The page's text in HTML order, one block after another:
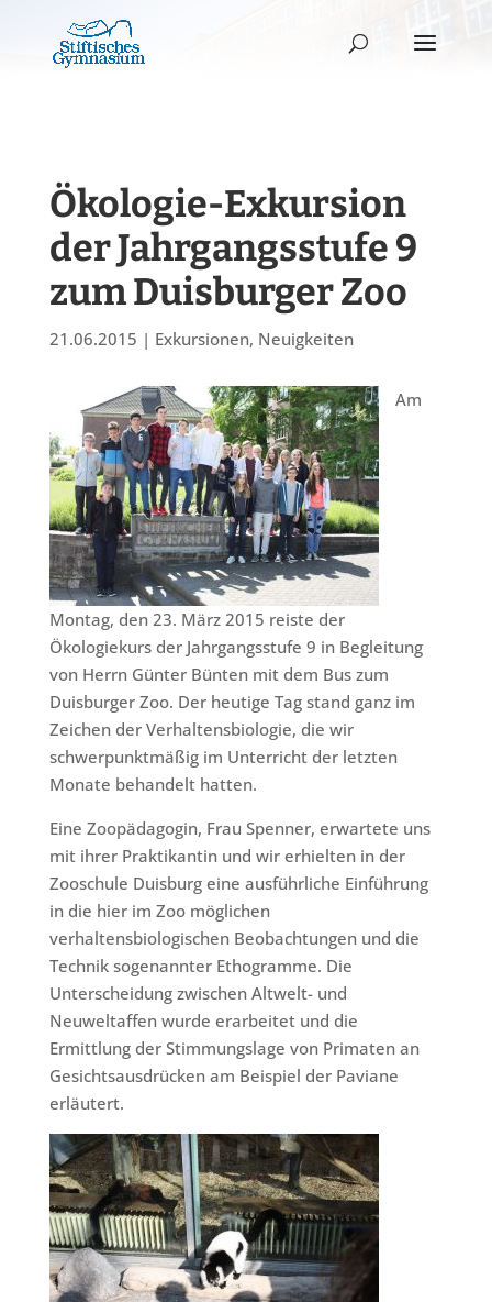
Ökologie-Exkursion
der Jahrgangsstufe 9
zum Duisburger Zoo
21.06.2015 | Exkursionen, Neuigkeiten
Am
Montag, den 23. März 2015 reiste der
Ökologiekurs der Jahrgangsstufe 9 in Begleitung
von Herrn Günter Bünten mit dem Bus zum
Duisburger Zoo. Der heutige Tag stand ganz im
Zeichen der Verhaltensbiologie, die wir
schwerpunktmäßig im Unterricht der letzten
Monate behandelt hatten.
Eine Zoopädagogin, Frau Spenner, erwartete uns
mit ihrer Praktikantin und wir erhielten in der
Zooschule Duisburg eine ausführliche Einführung
in die hier im Zoo möglichen
verhaltensbiologischen Beobachtungen und die
Technik sogenannter Ethogramme. Die
Unterscheidung zwischen Altwelt- und
Neuweltaffen wurde erarbeitet und die
Ermittlung der Stimmungslage von Primaten an
Gesichtsausdrücken am Beispiel der Paviane
erläutert.